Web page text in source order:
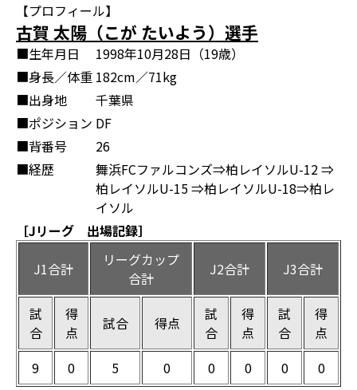
【プロフィール】
古賀 太陽（こが たいよう）選手
■生年月日
1998年10月28日（19歳）
■身長／体重 182cm／71kg
■出身地
千葉県
■ポジション DF
■背番号
26
■経歴
舞浜FCファルコンズ⇒柏レイソルU-12 ⇒
柏レイソルU-15 ⇒柏レイソルU-18⇒柏レ
イソル
［Jリーグ 出場記録］
J1合計
リーグカップ
合計
J2合計 J3合計
試
合
得
点
試合 得点
試
合
得
点
試
合
得
点
9
0 5 0 0 0 0 0